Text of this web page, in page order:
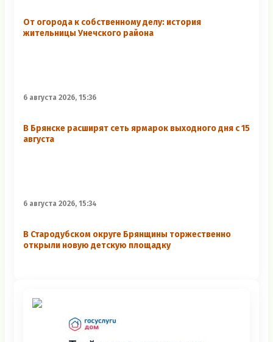
От огорода к собственному делу: история
жительницы Унечского района
6 августа 2026, 15:36
В Брянске расширят сеть ярмарок выходного дня с 15
августа
6 августа 2026, 15:34
В Стародубском округе Брянщины торжественно
открыли новую детскую площадку